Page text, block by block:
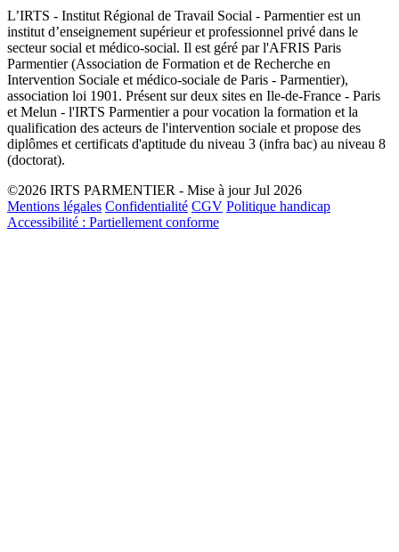
L’IRTS - Institut Régional de Travail Social - Parmentier est un
institut d’enseignement supérieur et professionnel privé dans le
secteur social et médico-social. Il est géré par l'AFRIS Paris
Parmentier (Association de Formation et de Recherche en
Intervention Sociale et médico-sociale de Paris - Parmentier),
association loi 1901. Présent sur deux sites en Ile-de-France - Paris
et Melun - l'IRTS Parmentier a pour vocation la formation et la
qualification des acteurs de l'intervention sociale et propose des
diplômes et certificats d'aptitude du niveau 3 (infra bac) au niveau 8
(doctorat).
©2026 IRTS PARMENTIER - Mise à jour Jul 2026
Mentions légales Confidentialité CGV Politique handicap
Accessibilité : Partiellement conforme